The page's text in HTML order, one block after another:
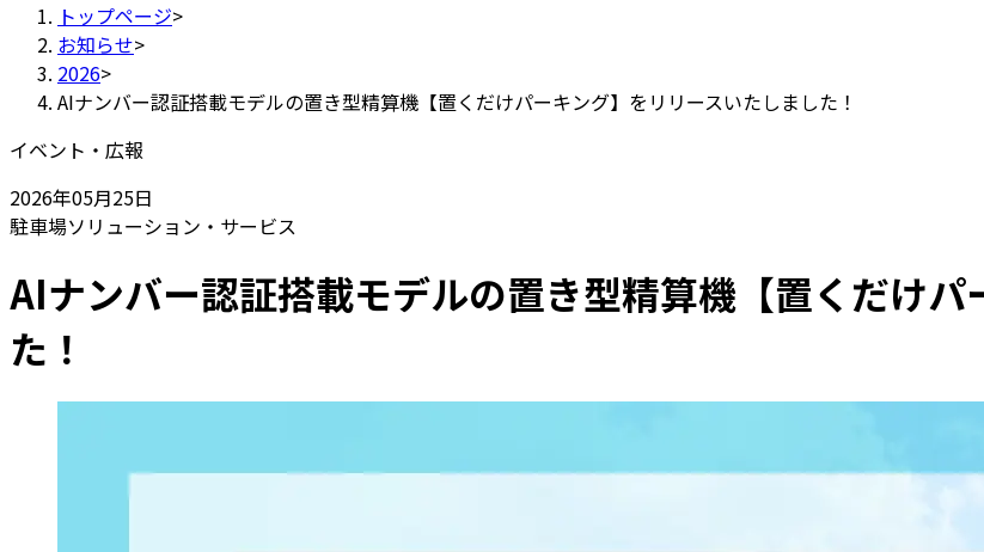
トップページ>
お知らせ>
2026>
AIナンバー認証搭載モデルの置き型精算機【置くだけパーキング】をリリースいたしました！
イベント・広報
2026年05月25日
駐車場ソリューション・サービス
AIナンバー認証搭載モデルの置き型精算機【置くだけ
た！